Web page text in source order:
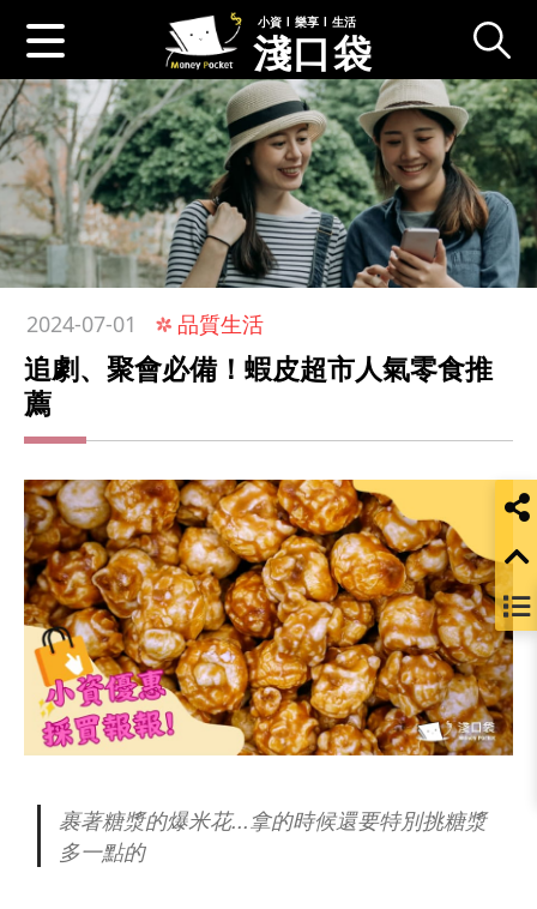
小資 l 樂享 l 生活
淺口袋
2024-07-01 品質生活
追劇、聚會必備！蝦皮超市人氣零食推
薦
裹著糖漿的爆米花...拿的時候還要特別挑糖漿
多一點的